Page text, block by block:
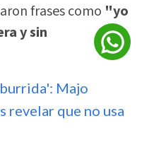
frases como "yo
y sin
Majo
revelar que no usa